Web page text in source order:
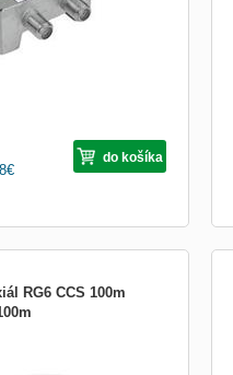
€
do košíka
RG6 CCS 100m